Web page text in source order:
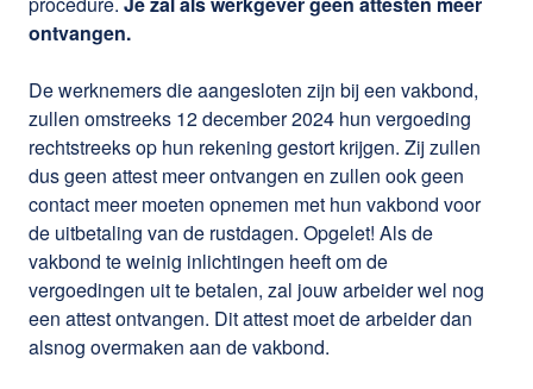
ontvangen.
De werknemers die aangesloten zijn bij een vakbond,
zullen omstreeks 12 december 2024 hun vergoeding
rechtstreeks op hun rekening gestort krijgen. Zij zullen
dus geen attest meer ontvangen en zullen ook geen
contact meer moeten opnemen met hun vakbond voor
de uitbetaling van de rustdagen. Opgelet! Als de
vakbond te weinig inlichtingen heeft om de
vergoedingen uit te betalen, zal jouw arbeider wel nog
een attest ontvangen. Dit attest moet de arbeider dan
alsnog overmaken aan de vakbond.